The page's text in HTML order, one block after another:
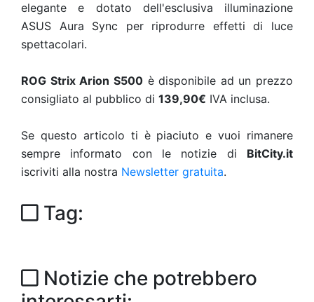
elegante e dotato dell'esclusiva illuminazione
ASUS Aura Sync per riprodurre effetti di luce
spettacolari.
ROG Strix Arion S500è disponibile ad un prezzo
consigliato al pubblico di 139,90€ IVA inclusa.
Se questo articolo ti è piaciuto e vuoi rimanere
sempre informato con le notizie di BitCity.it
iscriviti alla nostra Newsletter gratuita.
Tag:
Notizie che potrebbero